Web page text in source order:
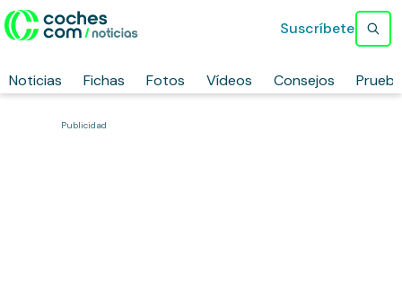
Noticias Fichas Fotos Vídeos Consejos
Suscríbete
Publicidad